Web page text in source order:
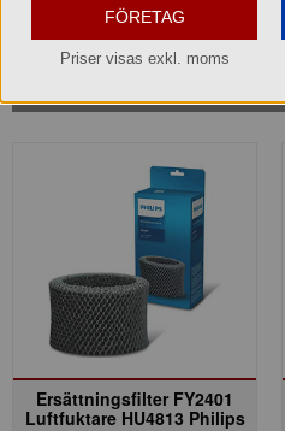
Ersättningsfilter FY2401
Luftfuktare HU4813 Philips
FÖRETAG
Priser visas exkl. moms